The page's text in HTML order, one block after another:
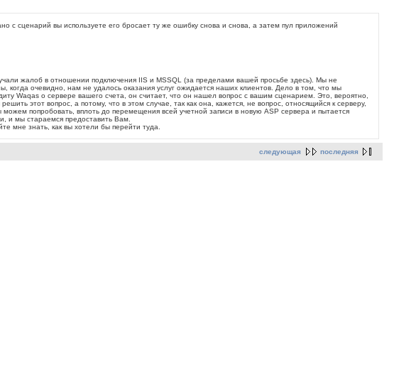
с сценарий вы используете его бросает ту же ошибку снова и снова, а затем пул приложений
жалоб в отношении подключения IIS и MSSQL (за пределами вашей просьбе здесь). Мы не
очевидно, нам не удалось оказания услуг ожидается наших клиентов. Дело в том, что мы
Waqas о сервере вашего счета, он считает, что он нашел вопрос с вашим сценарием. Это, вероятно,
этот вопрос, а потому, что в этом случае, так как она, кажется, не вопрос, относящийся к серверу,
попробовать, вплоть до перемещения всей учетной записи в новую ASP сервера и пытается
и мы стараемся предоставить Вам.
мне знать, как вы хотели бы перейти туда.
следующая последняя